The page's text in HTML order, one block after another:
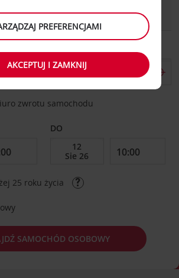
DOSTAWCZY
zwrotu samochodu
DO
25 roku życia
SAMOCHÓD OSOBOWY
PREFERENCJAMI
AKCEPTUJ I ZAMKNIJ